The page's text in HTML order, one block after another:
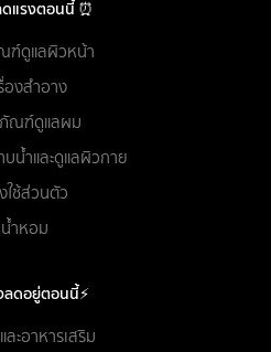
แรงตอนนี้ ⏰
ฑ์ดูแลผิวหน้า
องสำอาง
ณฑ์ดูแลผม
น้ำและดูแลผิวกาย
ใช้ส่วนตัว
น้ำหอม
ลดอยู่ตอนนี้⚡
ะอาหารเสริม